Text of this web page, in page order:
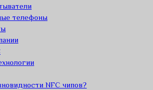
телефоны
NFC чипов?